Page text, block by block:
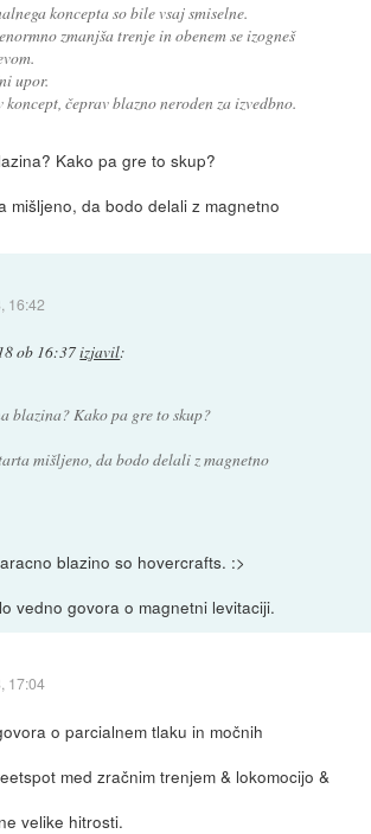
koncepta so bile vsaj smiselne.
zmanjša trenje in obenem se izogneš
upor.
čeprav blazno neroden za izvedbno.
Kako pa gre to skup?
mišljeno, da bodo delali z magnetno
16:42
ob 16:37izjavil:
blazina? Kako pa gre to skup?
mišljeno, da bodo delali z magnetno
blazino so hovercrafts. :>
vedno govora o magnetni levitaciji.
17:04
o parcialnem tlaku in močnih
med zračnim trenjem & lokomocijo &
velike hitrosti.